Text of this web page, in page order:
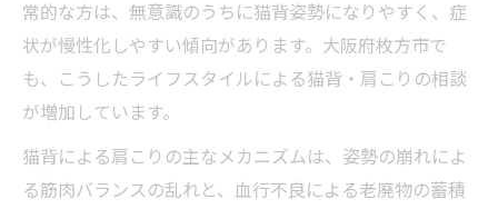
大阪府枚方市で選ばれる猫背改善アプローチ
猫背改善で枚方市が注目される理由を解説
猫背に特化した整体院が支持されるポイン
ト
猫背矯正に強い施術院の選び方と比較方法
枚方市で受けられる猫背アプローチの種類
常的な方は、無意識のうちに猫背姿勢になりやすく、症
状が慢性化しやすい傾向があります。大阪府枚方市で
も、こうしたライフスタイルによる猫背・肩こりの相談
が増加しています。
猫背による肩こりの主なメカニズムは、姿勢の崩れによ
る筋肉バランスの乱れと、血行不良による老廃物の蓄積